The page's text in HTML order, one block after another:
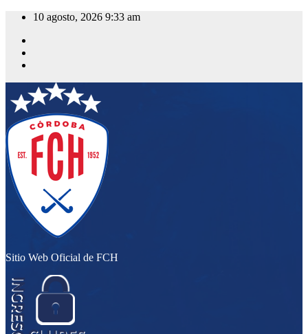
Saltar
contenido
10 agosto, 2026 9:33 am
Sitio Web Oficial de FCH